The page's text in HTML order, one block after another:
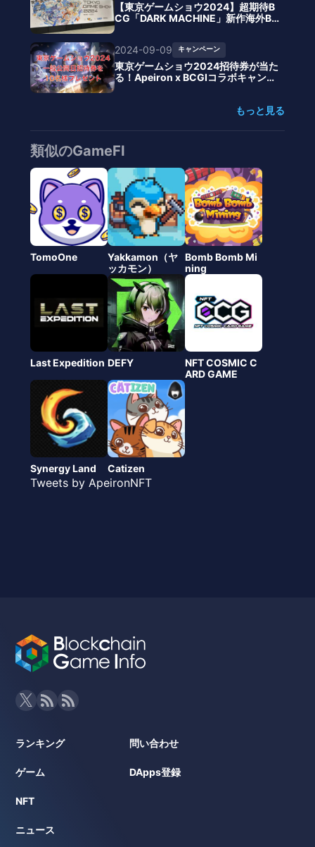
【東京ゲームショウ2024】超期待B
CG「DARK MACHINE」新作海外BC
G「Apeiron」など注目のブロックチ
ェーンゲーム関連展示レポート
2024-09-09 キャンペーン
東京ゲームショウ2024招待券が当た
る！Apeiron x BCGIコラボキャンペ
ーン
もっと見る
類似のGameFI
TomoOne
Yakkamon（ヤ
ッカモン）
Bomb Bomb Mi
ning
Last Expedition DEFY
NFT COSMIC C
ARD GAME
Synergy Land Catizen
Tweets by ApeironNFT
ランキング
ゲーム
NFT
ニュース
問い合わせ
DApps登録